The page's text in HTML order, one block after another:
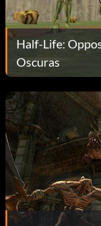
Half-Life:
Oscuras